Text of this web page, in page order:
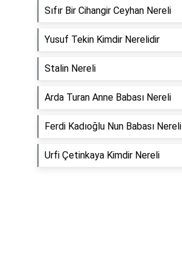
Sıfır Bir Cihangir Ceyhan Nereli
Yusuf Tekin Kimdir Nerelidir
Stalin Nereli
Arda Turan Anne Babası Nereli
Ferdi Kadıoğlu Nun Babası Nereli
Urfi Çetinkaya Kimdir Nereli